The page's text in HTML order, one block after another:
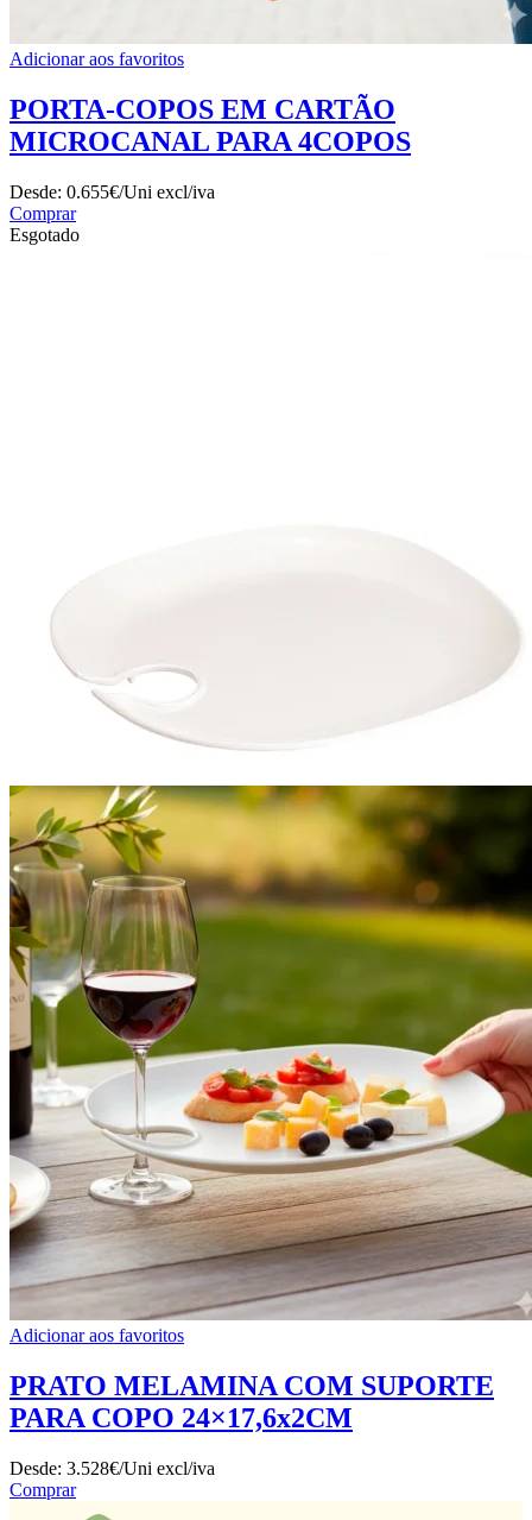
Adicionar aos favoritos
PORTA-COPOS EM CARTÃO
MICROCANAL PARA 4COPOS
Desde: 0.655€/Uni excl/iva
Comprar
Esgotado
Adicionar aos favoritos
PRATO MELAMINA COM SUPORTE
PARA COPO 24×17,6x2CM
Desde: 3.528€/Uni excl/iva
Comprar